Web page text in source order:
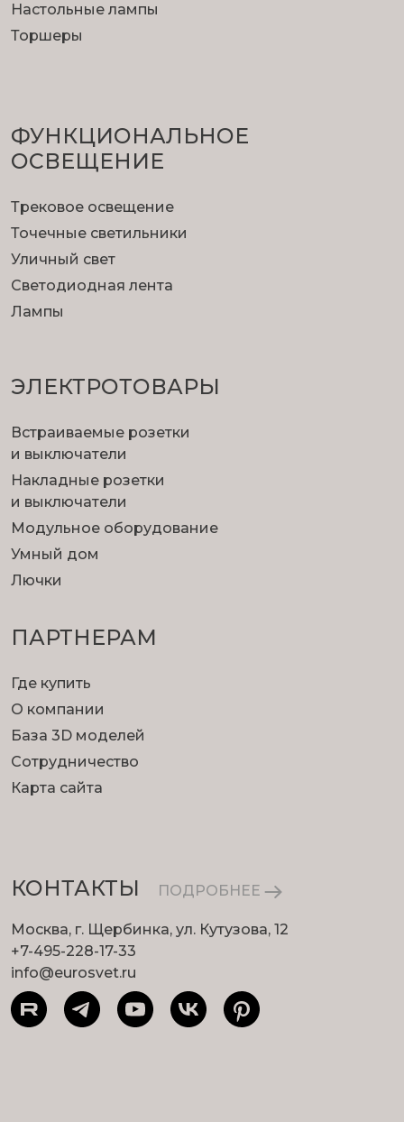
Настольные лампы
Торшеры
ФУНКЦИОНА­ЛЬНОЕ
ОСВЕЩЕНИЕ
Трековое освещение
Точечные светильники
Уличный свет
Светодиодная лента
Лампы
ЭЛЕКТРОТОВАРЫ
Встраиваемые розетки
и выключатели
Накладные розетки
и выключатели
Модульное оборудование
Умный дом
Лючки
ПАРТНЕРАМ
Где купить
О компании
База 3D моделей
Сотрудничество
Карта сайта
КОНТАКТЫ ПОДРОБНЕЕ
Москва, г. Щербинка, ул. Кутузова, 12
+7-495-228-17-33
info@eurosvet.ru